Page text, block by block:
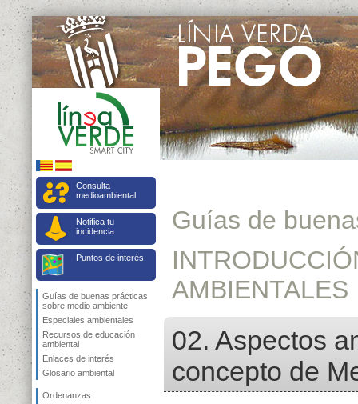
Consulta
medioambiental
Notifica tu
incidencia
Puntos de interés
Guías de buenas prácticas
sobre medio ambiente
Especiales ambientales
Recursos de educación
ambiental
Enlaces de interés
Glosario ambiental
Ordenanzas
Guías de
AMBIENTALES
02. Aspectos
concepto de